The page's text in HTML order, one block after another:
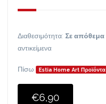
Διαθεσιμότητα: Σε απόθεμα
αντικείμενα
Πίσω Estia Home Art Προϊόντα
€6,90